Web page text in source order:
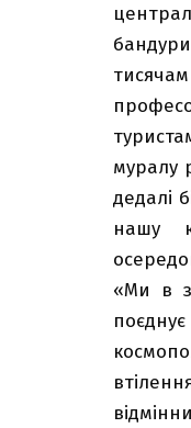
муралу
дедалі
нашу
«Ми в